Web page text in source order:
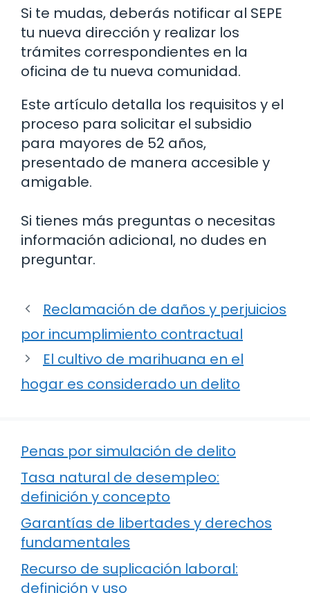
Si te mudas, deberás notificar al SEPE
tu nueva dirección y realizar los
trámites correspondientes en la
oficina de tu nueva comunidad.
Este artículo detalla los requisitos y el
proceso para solicitar el subsidio
para mayores de 52 años,
presentado de manera accesible y
amigable.
Si tienes más preguntas o necesitas
información adicional, no dudes en
preguntar.
Reclamación de daños y perjuicios
por incumplimiento contractual
El cultivo de marihuana en el
hogar es considerado un delito
Penas por simulación de delito
Tasa natural de desempleo:
definición y concepto
Garantías de libertades y derechos
fundamentales
Recurso de suplicación laboral:
definición y uso